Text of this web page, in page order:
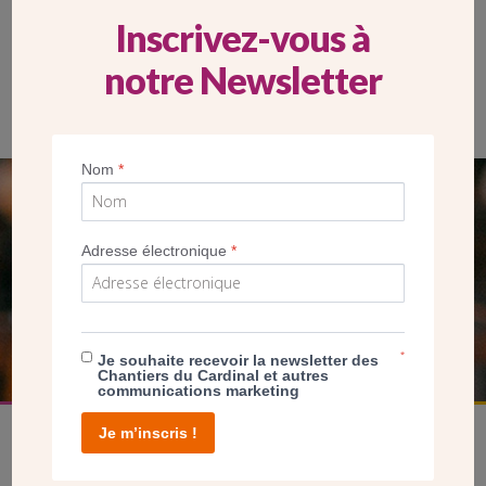
SEUL VOTRE DON
NOUS PERMET D’AGIR
FAIRE UN DON
Inscrivez-vous à
notre Newsletter
Nom*
Adresse électronique*
Je souhaite recevoir la newsletter des
Chantiers du Cardinal et autres
communications marketing
*
Je m’inscris !